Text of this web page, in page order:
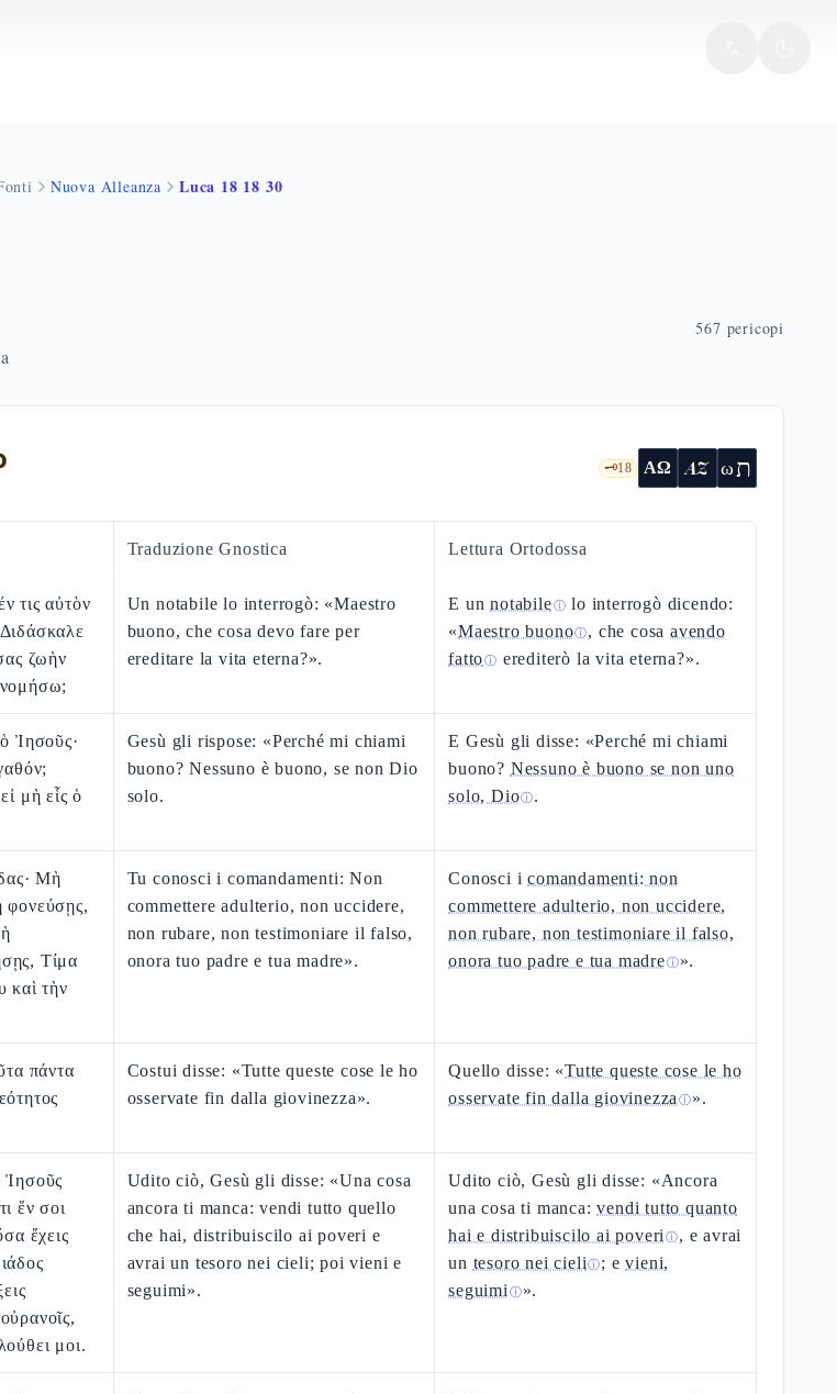
Nuova Alleanza Luca 18 18 30
567 pericopi
🗝️18 ΑΩ AZ ωת
Traduzione Gnostica Lettura Ortodossa
τις αὐτὸν
ζωὴν
Un notabile lo interrogò: «Maestro
buono, che cosa devo fare per
ereditare la vita eterna?».
E unnotabileⓘ lo interrogò dicendo:
«Maestro buonoⓘ, che cosaavendo
fattoⓘ erediterò la vita eterna?».
Ἰησοῦς·
μὴ εἷς ὁ
Gesù gli rispose: «Perché mi chiami
buono? Nessuno è buono, se non Dio
solo.
E Gesù gli disse: «Perché mi chiami
buono? Nessuno è buono se non uno
solo, Dioⓘ.
Μὴ
φονεύσῃς,
Τίμα
καὶ τὴν
Tu conosci i comandamenti: Non
commettere adulterio, non uccidere,
non rubare, non testimoniare il falso,
onora tuo padre e tua madre».
Conosci icomandamenti: non
commettere adulterio, non uccidere,
non rubare, non testimoniare il falso,
onora tuo padre e tua madreⓘ».
πάντα
Costui disse: «Tutte queste cose le ho
osservate fin dalla giovinezza».
Quello disse: «Tutte queste cose le ho
osservate fin dalla giovinezza ⓘ».
Ἰησοῦς
ἕν σοι
ἔχεις
μοι.
Udito ciò, Gesù gli disse: «Una cosa
ancora ti manca: vendi tutto quello
che hai, distribuiscilo ai poveri e
avrai un tesoro nei cieli; poi vieni e
seguimi».
Udito ciò, Gesù gli disse: «Ancora
una cosa ti manca:vendi tutto quanto
hai e distribuiscilo ai poveri ⓘ, e avrai
un tesoro nei cieli ⓘ; evieni,
seguimi ⓘ».